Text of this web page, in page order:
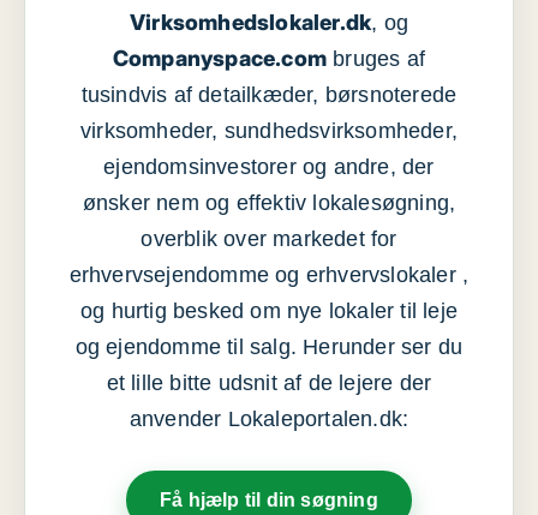
Virksomhedslokaler.dk, og
Companyspace.com bruges af
tusindvis af detailkæder, børsnoterede
virksomheder, sundhedsvirksomheder,
ejendomsinvestorer og andre, der
ønsker nem og effektiv lokalesøgning,
overblik over markedet for
erhvervsejendomme og erhvervslokaler ,
og hurtig besked om nye lokaler til leje
og ejendomme til salg. Herunder ser du
et lille bitte udsnit af de lejere der
anvender Lokaleportalen.dk:
Få hjælp til din søgning